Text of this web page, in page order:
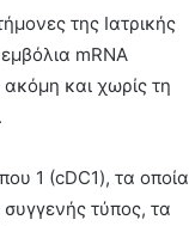
της Ιατρικής
mRNA
και χωρίς τη
1 (cDC1), τα οποία
τύπος, τα